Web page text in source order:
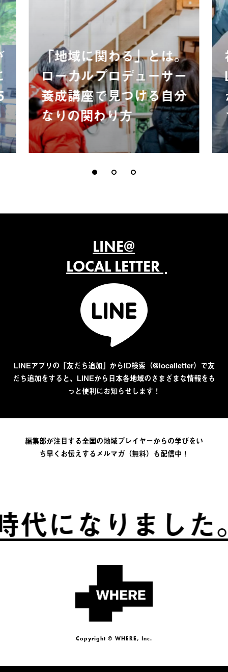
「地域に関わる」とは。
ローカルプロデューサー
養成講座で見つける自分
なりの関わり方
LINE@
LOCAL LETTER
LINEアプリの「友だち追加」からID検索（@localletter）で友
だち追加をすると、LINEから日本各地域のさまざまな情報をも
っと便利にお知らせします！
編集部が注目する全国の地域プレイヤーからの学びをい
ち早くお伝えするメルマガ（無料）も配信中！
になりました。
Copyright © WHERE, Inc.